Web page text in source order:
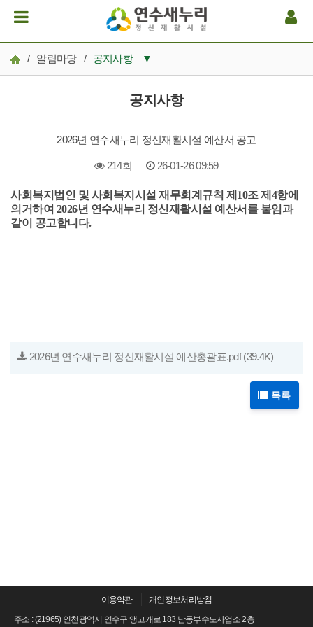
/ 알림마당 / 공지사항 ▼
일정
후원/봉사
보도자료
공지사항
2026년 연수새누리 정신재활시설 예산서 공고
214회 26-01-26 09:59
본문
사회 복지법인 및 사회복지시설 재무회계규칙 제10조 제4항에
의거하여 2026년 연수새누리 정신재활시설 예산서를 붙임과
같이 공고합니다.
2026년 연수새누리 정신재활시설 예산총괄표.pdf(39.4K)
목록
이용약관
개인정보처리방침
주소 : (21965) 인천광역시 연수구 앵고개로 183 남동부수도사업소 2층